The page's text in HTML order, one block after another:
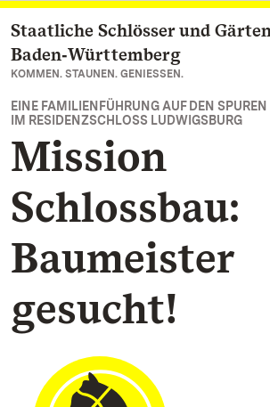
Zum Hauptinhalt springen
Staatliche Schlösser und
Baden‑Württemberg
KOMMEN. STAUNEN. GENIESSEN.
EINE FAMILIENFÜHRUNG AUF DEN
IM RESIDENZSCHLOSS LUDWIGSBURG
Mission
Schlossbau:
Baumeister
gesucht!